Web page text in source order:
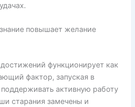
повышает желание
функционирует как
фактор, запуская в
активную работу
старания замечены и